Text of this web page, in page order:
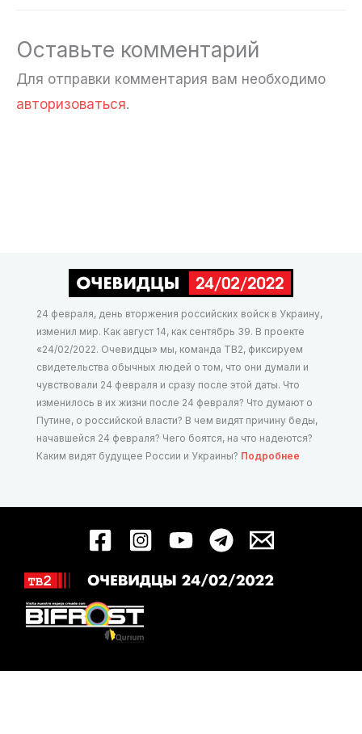
Оставьте комментарий
Для отправки комментария вам необходимо
авторизоваться.
24 февраля, день вторжения российских войск в Украину,
изменил мир. Как август 14, как сентябрь 39. В проекте
«24/02/2022. Очевидцы» мы, команда ТВ2, фиксируем
свидетельства обычных людей о том, что они думали и
чувствовали 24 февраля и сразу после этой даты. Что
изменилось в их жизни после 24 февраля? Что думают о
Путине, о российской власти? В чем видят причину беды,
начавшейся 24 февраля? Чего боятся, на что надеются?
Каким видят будущее России и Украины? Подробнее